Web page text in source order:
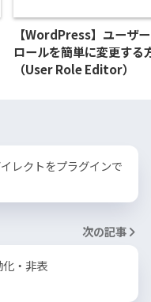
【WordPress】ユーザ
ロールを簡単に変更する
（User Role Editor）
レクトをプラグインで
次の記事
化・非表